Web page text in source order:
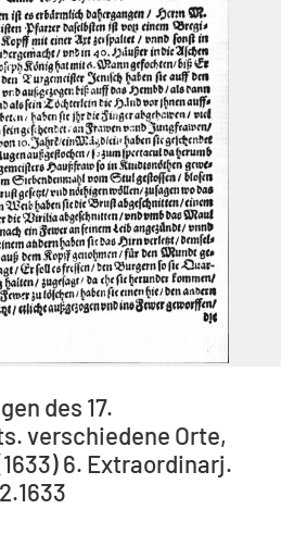
des 17.
verschiedene Orte,
6. Extraordinarj.